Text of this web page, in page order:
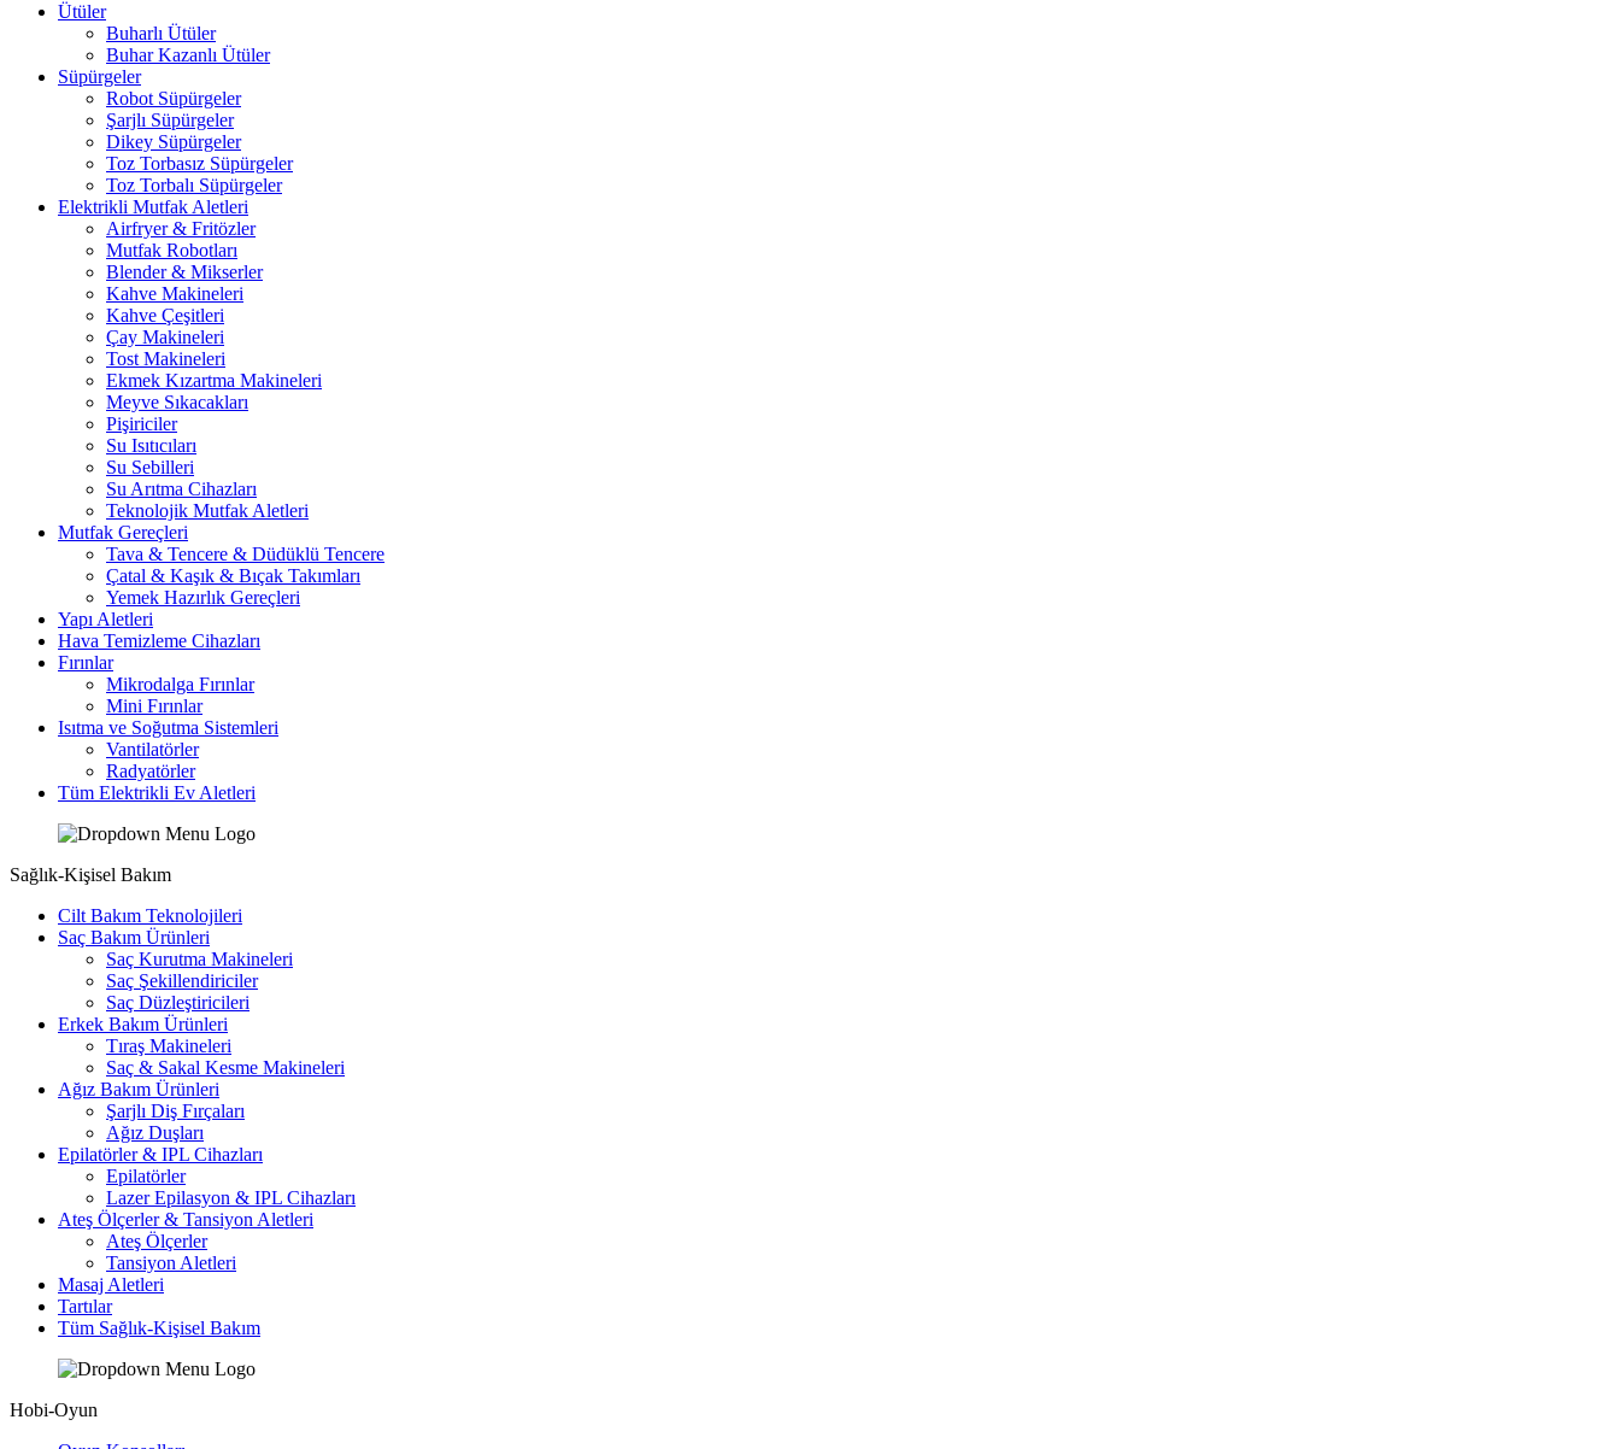
Ütüler
Buharlı Ütüler
Buhar Kazanlı Ütüler
Süpürgeler
Robot Süpürgeler
Şarjlı Süpürgeler
Dikey Süpürgeler
Toz Torbasız Süpürgeler
Toz Torbalı Süpürgeler
Elektrikli Mutfak Aletleri
Airfryer & Fritözler
Mutfak Robotları
Blender & Mikserler
Kahve Makineleri
Kahve Çeşitleri
Çay Makineleri
Tost Makineleri
Ekmek Kızartma Makineleri
Meyve Sıkacakları
Pişiriciler
Su Isıtıcıları
Su Sebilleri
Su Arıtma Cihazları
Teknolojik Mutfak Aletleri
Mutfak Gereçleri
Tava & Tencere & Düdüklü Tencere
Çatal & Kaşık & Bıçak Takımları
Yemek Hazırlık Gereçleri
Yapı Aletleri
Hava Temizleme Cihazları
Fırınlar
Mikrodalga Fırınlar
Mini Fırınlar
Isıtma ve Soğutma Sistemleri
Vantilatörler
Radyatörler
Tüm Elektrikli Ev Aletleri
Sağlık-Kişisel Bakım
Cilt Bakım Teknolojileri
Saç Bakım Ürünleri
Saç Kurutma Makineleri
Saç Şekillendiriciler
Saç Düzleştiricileri
Erkek Bakım Ürünleri
Tıraş Makineleri
Saç & Sakal Kesme Makineleri
Ağız Bakım Ürünleri
Şarjlı Diş Fırçaları
Ağız Duşları
Epilatörler & IPL Cihazları
Epilatörler
Lazer Epilasyon & IPL Cihazları
Ateş Ölçerler & Tansiyon Aletleri
Ateş Ölçerler
Tansiyon Aletleri
Masaj Aletleri
Tartılar
Tüm Sağlık-Kişisel Bakım
Hobi-Oyun